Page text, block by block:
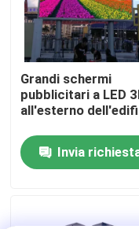
Video
Spettacolo VR
Su di noi
Grandi schermi
pubblicitari a LED
all'esterno
Invia